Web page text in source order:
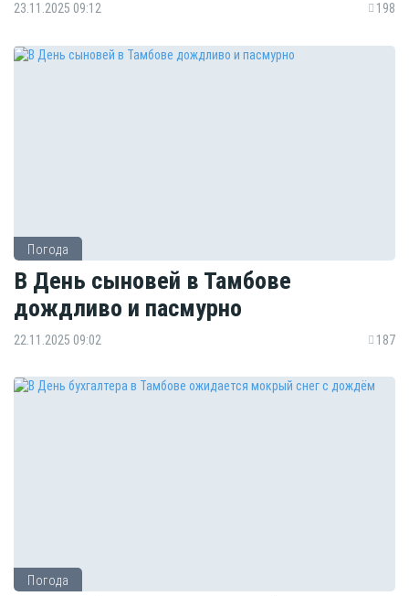
23.11.2025 09:12 198
Погода
В День сыновей в Тамбове
дождливо и пасмурно
22.11.2025 09:02 187
Погода